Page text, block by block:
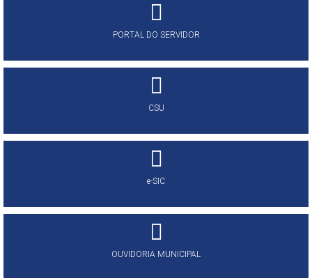
PORTAL DO SERVIDOR
CSU
e-SIC
OUVIDORIA MUNICIPAL